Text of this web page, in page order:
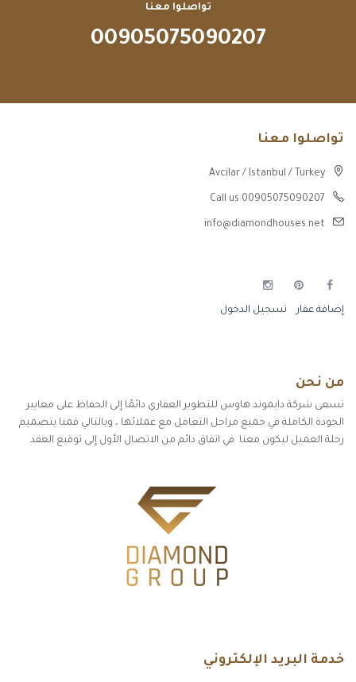
تواصلوا معنا
00905075090207
تواصلوا معنا
Avcilar / Istanbul / Turkey
Call us 00905075090207
info@diamondhouses.net
إضافة عقار تسجيل الدخول
من نحن
تسعى شركة دايموند هاوس للتطوير العقاري دائمًا إلى الحفاظ على معايير
الجودة الكاملة في جميع مراحل التعامل مع عملائها ، وبالتالي قمنا بتصميم
رحلة العميل ليكون معنا في اتفاق دائم من الاتصال الأول إلى توقيع العقد
خدمة البريد الإلكتروني